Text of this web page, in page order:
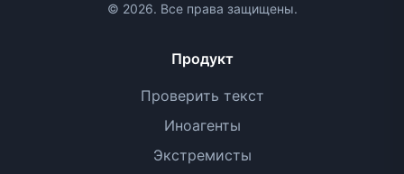
© 2026. Все права защищены.
Продукт
Проверить текст
Иноагенты
Экстремисты